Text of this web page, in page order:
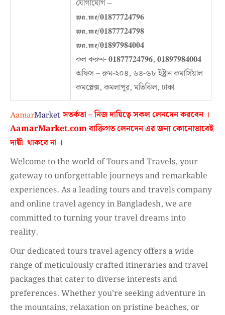
যোগাযোগ –
𝖜𝖆.𝖒𝖊/𝟎𝟏𝟖𝟕𝟕𝟕𝟐𝟒𝟕𝟗𝟔
𝖜𝖆.𝖒𝖊/𝟎𝟏𝟖𝟕𝟕𝟕𝟐𝟒𝟕𝟗𝟖
𝖜𝖆.𝖒𝖊/𝟎𝟏𝟖𝟗𝟕𝟗𝟖𝟒𝟎𝟎𝟒
কল করুন- 𝟎𝟏𝟖𝟕𝟕𝟕𝟐𝟒𝟕𝟗𝟔, 𝟎𝟏𝟖𝟗𝟕𝟗𝟖𝟒𝟎𝟎𝟒
অফিস – রুম-২০৪, ৬৪-৬৮ ইষ্ট্রান কমার্সিয়াল
কমপ্লেক্স, কমলাপুর, মতিঝিল, ঢাকা
সতর্কতা – নিজ দায়িত্বে সকল লেনদেন করবেন ।
AamarMarket.comবাক্তিগত লেনদেন এর জন্য কোনোভাবেই
দায়ী থাকবে না ।
Welcome to the world of Tours and Travels, your
gateway to unforgettable journeys and remarkable
experiences. As a leading tours and travels company
and online travel agency in Bangladesh, we are
committed to turning your travel dreams into
reality.
Our dedicated tours travel agency offers a wide
range of meticulously crafted itineraries and travel
packages that cater to diverse interests and
preferences. Whether you’re seeking adventure in
the mountains, relaxation on pristine beaches, or